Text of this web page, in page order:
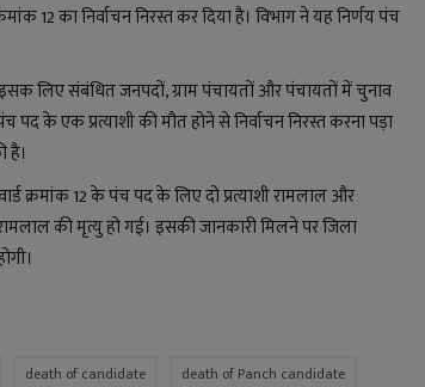
12 का निर्वाचन निरस्त कर दिया है। विभाग ने यह निर्णय पंच
लिए संबंधित जनपदों, ग्राम पंचायतों और पंचायतों में चुनाव
के एक प्रत्याशी की मौत होने से निर्वाचन निरस्त करना पड़ा
है।
क्रमांक 12 के पंच पद के लिए दो प्रत्याशी रामलाल और
की मृत्यु हो गई। इसकी जानकारी मिलने पर जिला
death of candidate
death of Panch candidate